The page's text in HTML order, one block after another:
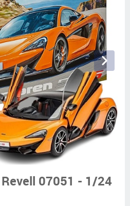
07051 - 1/24